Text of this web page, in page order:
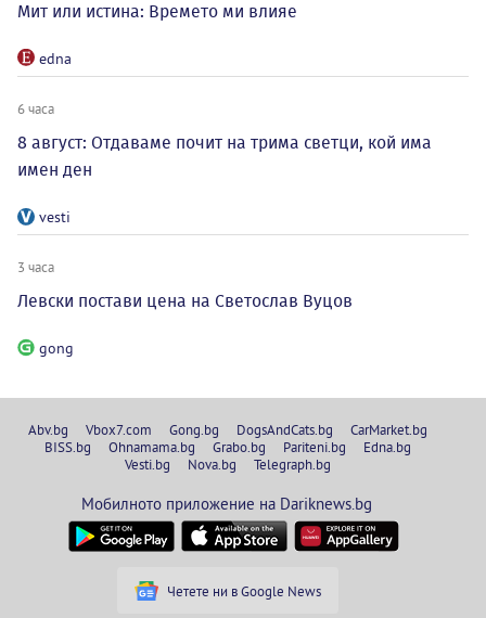
Мит или истина: Времето ми влияе
edna
6 часа
8 август: Отдаваме почит на трима светци, кой има
имен ден
vesti
3 часа
Левски постави цена на Светослав Вуцов
gong
Abv.bg Vbox7.com Gong.bg DogsAndCats.bg
CarMarket.bg
BISS.bg
Ohnamama.bg Grabo.bg Pariteni.bg
Edna.bg
Vesti.bg
Nova.bg Telegraph.bg
Мобилното приложение на Dariknews.bg
Четете ни в Google News